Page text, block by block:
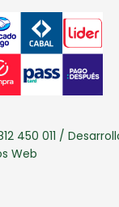
450 011 /
Web